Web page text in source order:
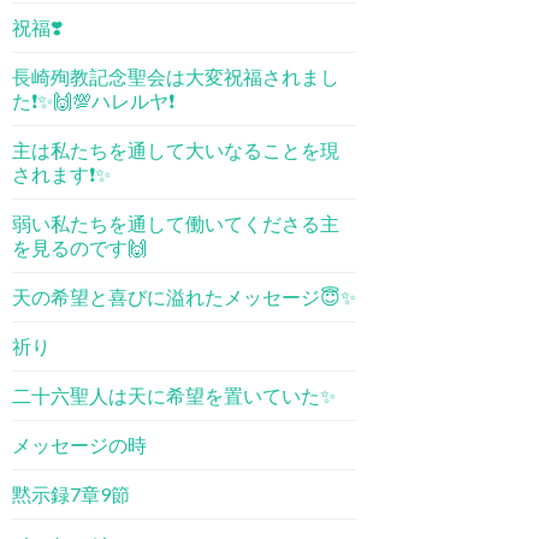
祝福❣️
長崎殉教記念聖会は大変祝福されまし
た❗️✨🙌💯ハレルヤ❗️
主は私たちを通して大いなることを現
されます❗️✨
弱い私たちを通して働いてくださる主
を見るのです🙌
天の希望と喜びに溢れたメッセージ😇✨
祈り
二十六聖人は天に希望を置いていた✨
メッセージの時
黙示録7章9節